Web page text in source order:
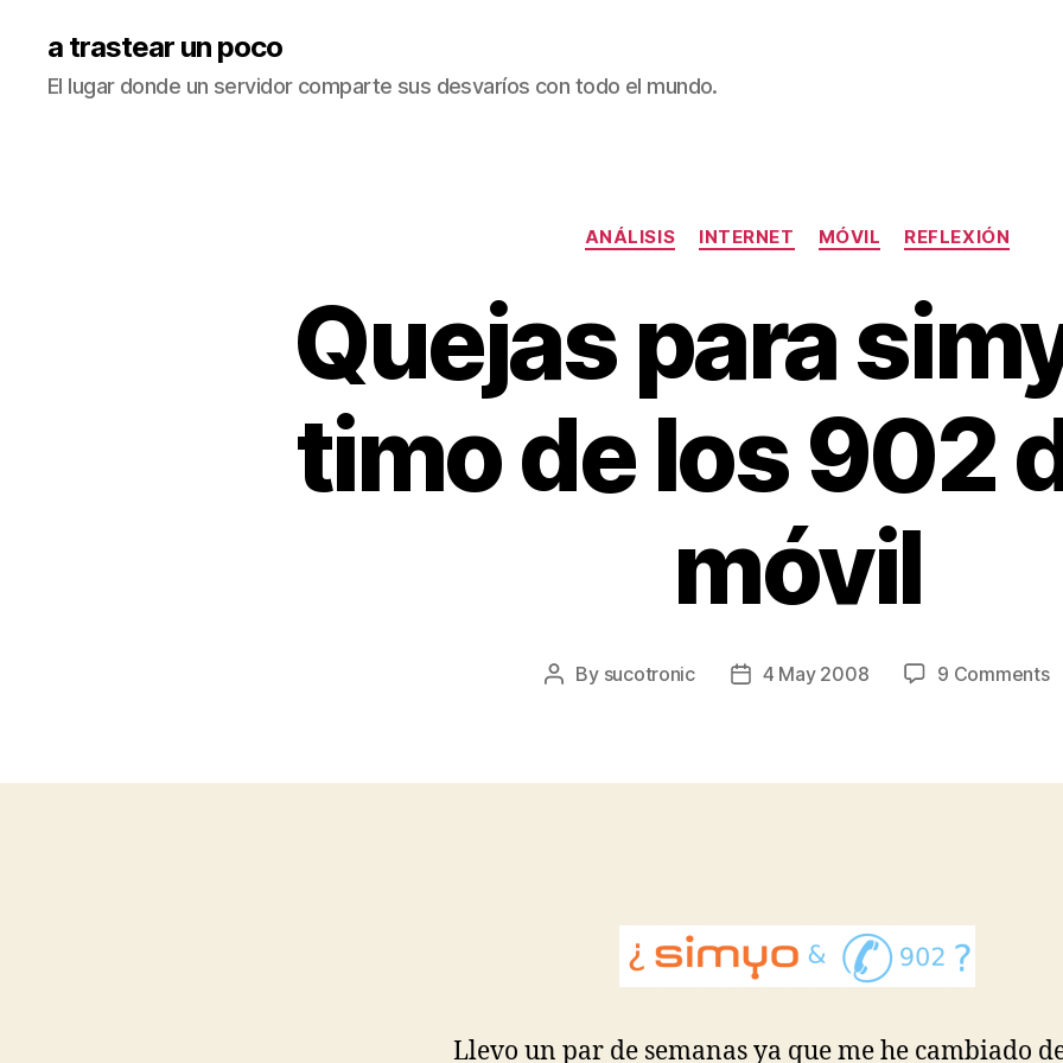
a trastear un poco
El lugar donde un servidor comparte sus desvaríos con todo el mundo.
Categories
ANÁLISIS INTERNET MÓVIL REFLEXIÓN
Quejas para
timo de los 902
móvil
Post
By sucotronic
Post4 May 2008 9 Commentson
y
Llevo un par de semanas ya que me he cambiado